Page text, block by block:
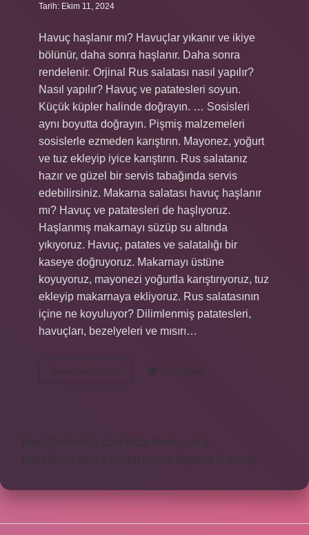
Tarih: Ekim 11, 2024
Havuç haşlanır mı? Havuçlar yıkanır ve ikiye
bölünür, daha sonra haşlanır. Daha sonra
rendelenir. Orjinal Rus salatası nasıl yapılır?
Nasıl yapılır? Havuç ve patatesleri soyun.
Küçük küpler halinde doğrayın. … Sosisleri
aynı boyutta doğrayın. Pişmiş malzemeleri
sosislerle ezmeden karıştırın. Mayonez, yoğurt
ve tuz ekleyip iyice karıştırın. Rus salatanız
hazır ve güzel bir servis tabağında servis
edebilirsiniz. Makarna salatası havuç haşlanır
mı? Havuç ve patatesleri de haşlıyoruz.
Haşlanmış makarnayı süzüp su altında
yıkıyoruz. Havuç, patates ve salatalığı bir
kaseye doğruyoruz. Makarnayı üstüne
koyuyoruz, mayonezi yoğurtla karıştırıyoruz, tuz
ekleyip makarnaya ekliyoruz. Rus salatasının
içine ne koyuluyor? Dilimlenmiş patatesleri,
havuçları, bezelyeleri ve mısırı…
Devamını okuyun
Salatasına
Yorum Bırak
https://bebekkia.com
https://beis.com.tr
https://basi.com.tr
knight online nttgame Sitemap